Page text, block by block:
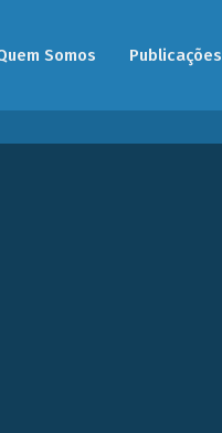
Somos Publicações